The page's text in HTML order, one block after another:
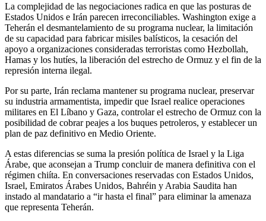
La complejidad de las negociaciones radica en que las posturas de
Estados Unidos e Irán parecen irreconciliables. Washington exige a
Teherán el desmantelamiento de su programa nuclear, la limitación
de su capacidad para fabricar misiles balísticos, la cesación del
apoyo a organizaciones consideradas terroristas como Hezbollah,
Hamas y los hutíes, la liberación del estrecho de Ormuz y el fin de la
represión interna ilegal.
Por su parte, Irán reclama mantener su programa nuclear, preservar
su industria armamentista, impedir que Israel realice operaciones
militares en El Líbano y Gaza, controlar el estrecho de Ormuz con la
posibilidad de cobrar peajes a los buques petroleros, y establecer un
plan de paz definitivo en Medio Oriente.
A estas diferencias se suma la presión política de Israel y la Liga
Árabe, que aconsejan a Trump concluir de manera definitiva con el
régimen chiíta. En conversaciones reservadas con Estados Unidos,
Israel, Emiratos Árabes Unidos, Bahréin y Arabia Saudita han
instado al mandatario a “ir hasta el final” para eliminar la amenaza
que representa Teherán.